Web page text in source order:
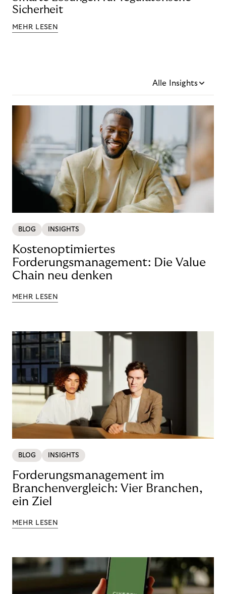
Sicherheit
MEHR LESEN
Alle Insights
BLOG INSIGHTS
Kostenoptimiertes
Forderungsmanagement: Die Value
Chain neu denken
MEHR LESEN
BLOG INSIGHTS
Forderungsmanagement im
Branchenvergleich: Vier Branchen,
ein Ziel
MEHR LESEN